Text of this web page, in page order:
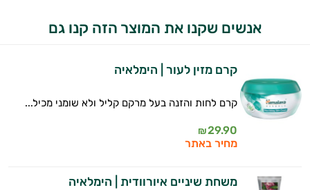
אנשים שקנו את המוצר הזה קנו גם
קרם מזין לעור | הימלאיה
קרם לחות והזנה בעל מרקם קליל ולא שומני מכיל...
29.90
₪
מחיר באתר
משחת שיניים איורוודית | הימלאיה